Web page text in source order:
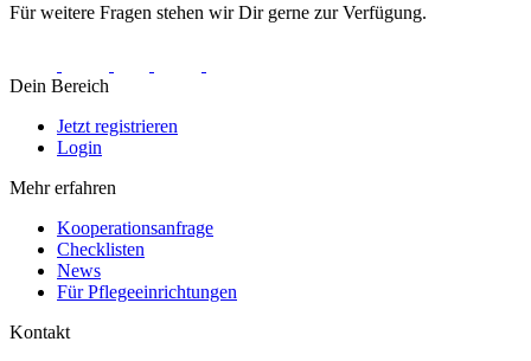
Für weitere Fragen stehen wir Dir gerne zur Verfügung.
Dein Bereich
Jetzt registrieren
Login
Mehr erfahren
Kooperationsanfrage
Checklisten
News
Für Pflegeeinrichtungen
Kontakt